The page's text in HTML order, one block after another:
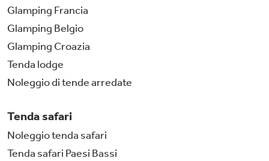
Glamping Francia
Glamping Belgio
Glamping Croazia
Tenda lodge
Noleggio di tende arredate
Tenda safari
Noleggio tenda safari
Tenda safari Paesi Bassi